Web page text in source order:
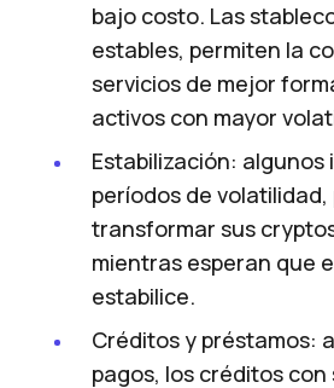
bajo costo. Las
estables, permiten la
servicios de mejor
activos con mayor
Estabilización: algunos
períodos de
transformar sus
mientras esperan que
estabilice.
Créditos y préstamos:
pagos, los créditos